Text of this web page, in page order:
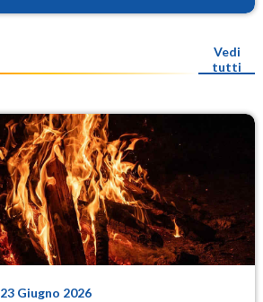
Vedi
tutti
23 Giugno 2026